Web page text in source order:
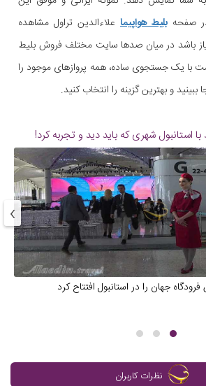
صفحه بلیط هواپیما علاءالدین تراول مشاهده
باشد در میان صدها سایت مختلف فروش بلیط
با یک جستجوی ساده، همه پروازهای موجود را
و بهترین گزینه را انتخاب کنید.
استانبول شهری که باید دید و تجربه کرد!
فرودگاه جهان را در استانبول افتتاح کرد
›
نظرات کاربران